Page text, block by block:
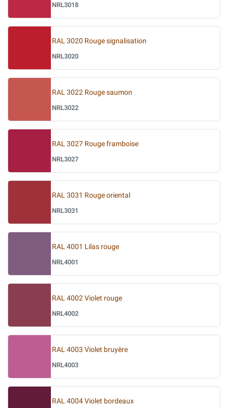
NRL3018
RAL 3020 Rouge signalisation
NRL3020
RAL 3022 Rouge saumon
NRL3022
RAL 3027 Rouge framboise
NRL3027
RAL 3031 Rouge oriental
NRL3031
RAL 4001 Lilas rouge
NRL4001
RAL 4002 Violet rouge
NRL4002
RAL 4003 Violet bruyère
NRL4003
RAL 4004 Violet bordeaux